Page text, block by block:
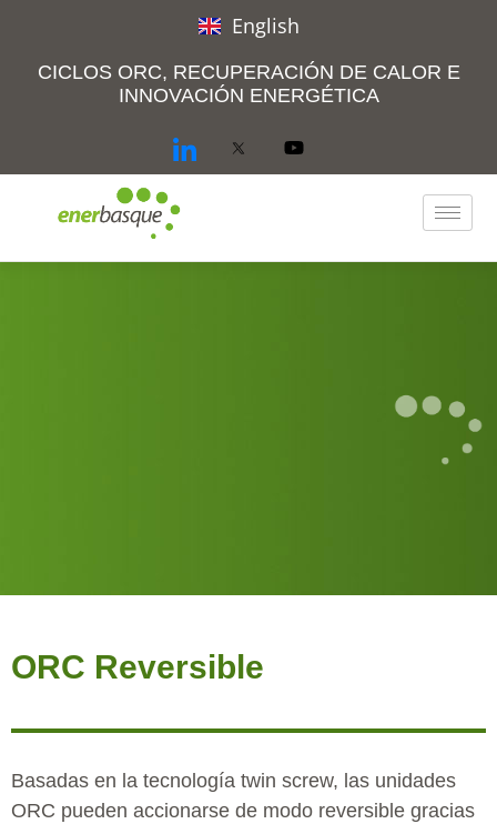
English
CICLOS ORC, RECUPERACIÓN DE CALOR E
INNOVACIÓN ENERGÉTICA
ORC Reversible
Basadas en la tecnología twin screw, las unidades
ORC pueden accionarse de modo reversible gracias